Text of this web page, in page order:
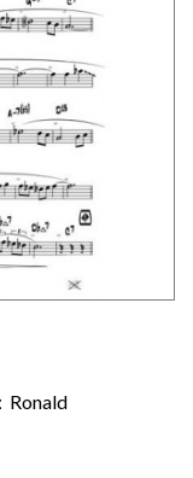
Ronald